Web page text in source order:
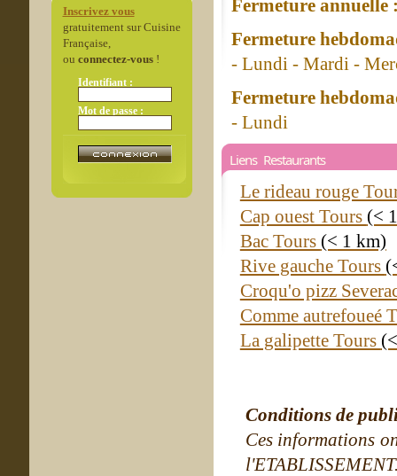
Inscrivez vous
gratuitement sur Cuisine
Française,
ou connectez-vous!
Identifiant :
Mot de passe :
Fermeture annuelle
Fermeture
- Lundi - Mardi -
Fermeture
- Lundi
Liens Restaurants
Le rideau rouge
Cap ouest Tours (<
Bac Tours (< 1 km)
Rive gauche Tours
Croqu'o pizz
Comme autrefoueé
La galipette Tours
Conditions de
Ces informations